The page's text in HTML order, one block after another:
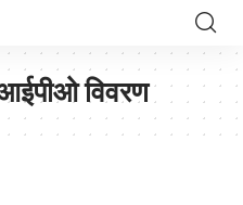
आईपीओ विवरण